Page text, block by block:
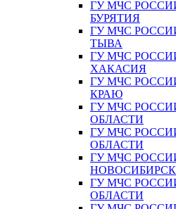
ГУ МЧС
БУРЯТИЯ
ГУ МЧС
ТЫВА
ГУ МЧС
ХАКАСИЯ
ГУ МЧС
КРАЮ
ГУ МЧС
ОБЛАСТИ
ГУ МЧС
ОБЛАСТИ
ГУ МЧС
ГУ МЧС
ОБЛАСТИ